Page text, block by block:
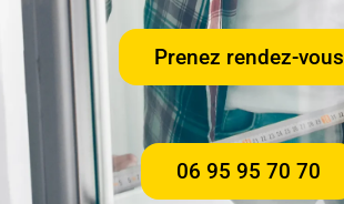
Prenez rendez-vous
06 95 95 70 70